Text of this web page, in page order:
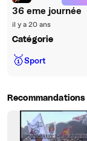
36 eme journée
il y a 20 ans
Catégorie
🥇Sport
Recommandations